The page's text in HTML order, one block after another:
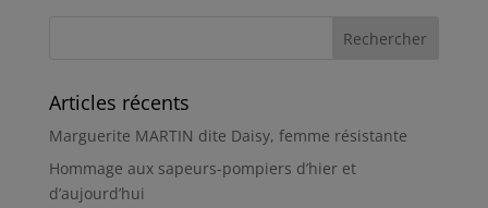
Articles récents
Marguerite MARTIN dite Daisy, femme résistante
Hommage aux sapeurs-pompiers d’hier et
d’aujourd’hui